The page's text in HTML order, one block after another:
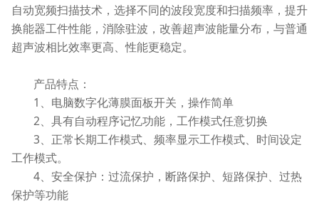
自动宽频扫描技术，选择不同的波段宽度和扫描频率，提升
换能器工件性能，消除驻波，改善超声波能量分布，与普通
超声波相比效率更高、性能更稳定。
产品特点：
1、电脑数字化薄膜面板开关，操作简单
2、具有自动程序记忆功能，工作模式任意切换
3、正常长期工作模式、频率显示工作模式、时间设定
工作模式。
4、安全保护：过流保护，断路保护、短路保护、过热
保护等功能